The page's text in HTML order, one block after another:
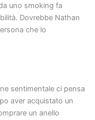
uno smoking fa
Dovrebbe Nathan
che lo
sentimentale ci pensa
aver acquistato un
un anello